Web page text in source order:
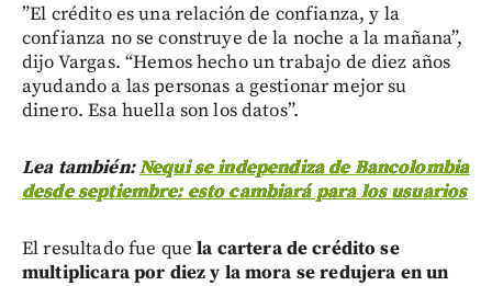
”El crédito es una relación de confianza, y la
confianza no se construye de la noche a la mañana”,
dijo Vargas. “Hemos hecho un trabajo de diez años
ayudando a las personas a gestionar mejor su
dinero. Esa huella son los datos”.
Lea también:Nequi se independiza de Bancolombia
desde septiembre: esto cambiará para los usuarios
El resultado fue quela cartera de crédito se
multiplicara por diez y la mora se redujera en un